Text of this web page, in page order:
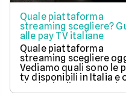
Quale piattaforma
streaming scegliere?
alle pay TV italiane
Quale piattaforma
streaming scegliere
Vediamo quali sono le
tv disponibili in Italia e
tipologia di contenuti